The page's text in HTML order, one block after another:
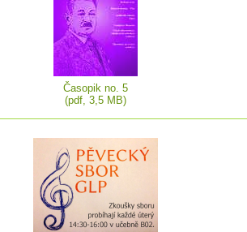
Časopik no. 5
(pdf, 3,5 MB)